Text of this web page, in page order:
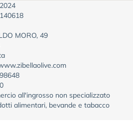
MORO, 49
all'ingrosso non specializzato
alimentari, bevande e tabacco